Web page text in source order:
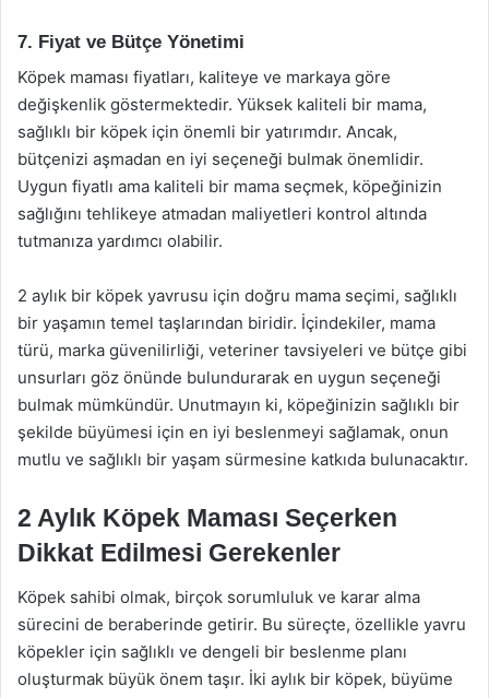
7. Fiyat ve Bütçe Yönetimi
Köpek maması fiyatları, kaliteye ve markaya göre
değişkenlik göstermektedir. Yüksek kaliteli bir mama,
sağlıklı bir köpek için önemli bir yatırımdır. Ancak,
bütçenizi aşmadan en iyi seçeneği bulmak önemlidir.
Uygun fiyatlı ama kaliteli bir mama seçmek, köpeğinizin
sağlığını tehlikeye atmadan maliyetleri kontrol altında
tutmanıza yardımcı olabilir.
2 aylık bir köpek yavrusu için doğru mama seçimi, sağlıklı
bir yaşamın temel taşlarından biridir. İçindekiler, mama
türü, marka güvenilirliği, veteriner tavsiyeleri ve bütçe gibi
unsurları göz önünde bulundurarak en uygun seçeneği
bulmak mümkündür. Unutmayın ki, köpeğinizin sağlıklı bir
şekilde büyümesi için en iyi beslenmeyi sağlamak, onun
mutlu ve sağlıklı bir yaşam sürmesine katkıda bulunacaktır.
2 Aylık Köpek Maması Seçerken
Dikkat Edilmesi Gerekenler
Köpek sahibi olmak, birçok sorumluluk ve karar alma
sürecini de beraberinde getirir. Bu süreçte, özellikle yavru
köpekler için sağlıklı ve dengeli bir beslenme planı
oluşturmak büyük önem taşır. İki aylık bir köpek, büyüme